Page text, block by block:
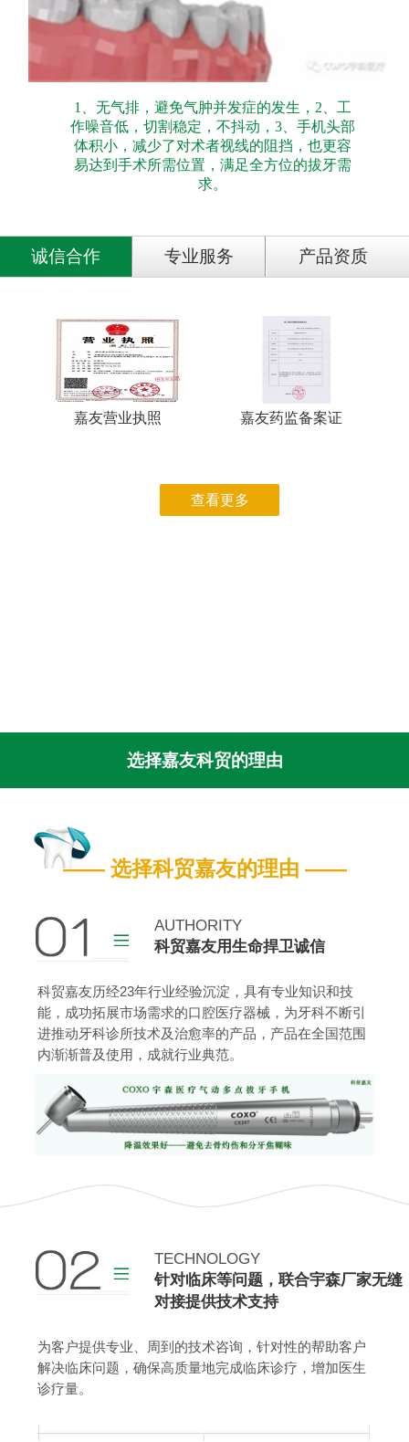
1、无气排，避免气肿并发症的发生，2、工
作噪音低，切割稳定，不抖动，3、手机头部
体积小，减少了对术者视线的阻挡，也更容
易达到手术所需位置，满足全方位的拔牙需
求。
诚信合作 专业服务 产品资质
嘉友营业执照 嘉友药监备案证
查看更多
查看更多
选择嘉友科贸的理由
—— 选择科贸嘉友的理由 ——
AUTHORITY
科贸嘉友用生命捍卫诚信
科贸嘉友历经23年行业经验沉淀，具有专业知识和技
能，成功拓展市场需求的口腔医疗器械，为牙科不断引
进推动牙科诊所技术及治愈率的产品，产品在全国范围
内渐渐普及使用，成就行业典范。
TECHNOLOGY
针对临床等问题，联合宇森厂家无缝
对接提供技术支持
为客户提供专业、周到的技术咨询，针对性的帮助客户
解决临床问题，确保高质量地完成临床诊疗，增加医生
诊疗量。